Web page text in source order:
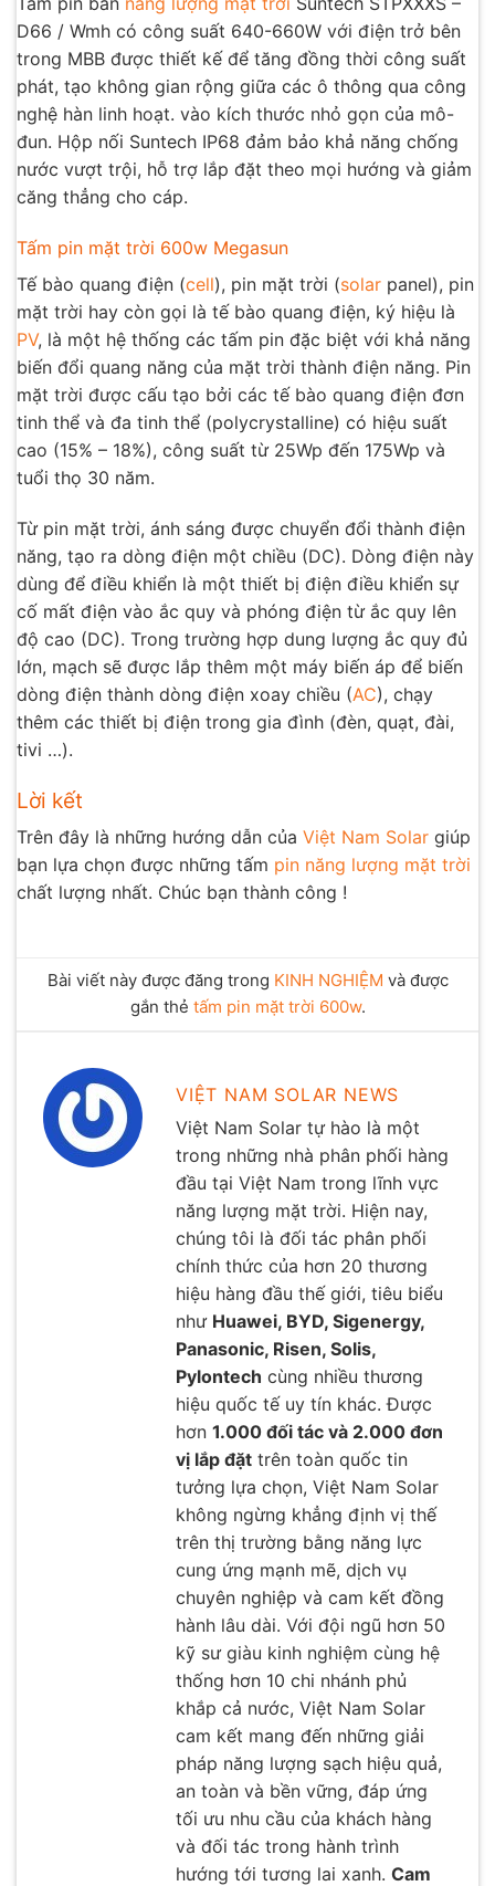
D66 / Wmh có công suất 640-660W với điện trở bên
trong MBB được thiết kế để tăng đồng thời công suất
phát, tạo không gian rộng giữa các ô thông qua công
nghệ hàn linh hoạt. vào kích thước nhỏ gọn của mô-
đun. Hộp nối Suntech IP68 đảm bảo khả năng chống
nước vượt trội, hỗ trợ lắp đặt theo mọi hướng và giảm
căng thẳng cho cáp.
Tấm pin mặt trời 600w Megasun
Tế bào quang điện (cell), pin mặt trời (solar panel), pin
mặt trời hay còn gọi là tế bào quang điện, ký hiệu là
PV, là một hệ thống các tấm pin đặc biệt với khả năng
biến đổi quang năng của mặt trời thành điện năng. Pin
mặt trời được cấu tạo bởi các tế bào quang điện đơn
tinh thể và đa tinh thể (polycrystalline) có hiệu suất
cao (15% – 18%), công suất từ 25Wp đến 175Wp và
tuổi thọ 30 năm.
Từ pin mặt trời, ánh sáng được chuyển đổi thành điện
năng, tạo ra dòng điện một chiều (DC). Dòng điện này
dùng để điều khiển là một thiết bị điện điều khiển sự
cố mất điện vào ắc quy và phóng điện từ ắc quy lên
độ cao (DC). Trong trường hợp dung lượng ắc quy đủ
lớn, mạch sẽ được lắp thêm một máy biến áp để biến
dòng điện thành dòng điện xoay chiều (AC), chạy
thêm các thiết bị điện trong gia đình (đèn, quạt, đài,
tivi …).
Lời kết
Trên đây là những hướng dẫn của Việt Nam Solar giúp
bạn lựa chọn được những tấm pin năng lượng mặt trời
chất lượng nhất. Chúc bạn thành công !
Bài viết này được đăng trong KINH NGHIỆM và được
gắn thẻ tấm pin mặt trời 600w.
VIỆT NAM SOLAR NEWS
Việt Nam Solar tự hào là một
trong những nhà phân phối hàng
đầu tại Việt Nam trong lĩnh vực
năng lượng mặt trời. Hiện nay,
chúng tôi là đối tác phân phối
chính thức của hơn 20 thương
hiệu hàng đầu thế giới, tiêu biểu
như Huawei, BYD, Sigenergy,
Panasonic, Risen, Solis,
Pylontech cùng nhiều thương
hiệu quốc tế uy tín khác. Được
hơn 1.000 đối tác và 2.000 đơn
vị lắp đặt trên toàn quốc tin
tưởng lựa chọn, Việt Nam Solar
không ngừng khẳng định vị thế
trên thị trường bằng năng lực
cung ứng mạnh mẽ, dịch vụ
chuyên nghiệp và cam kết đồng
hành lâu dài. Với đội ngũ hơn 50
kỹ sư giàu kinh nghiệm cùng hệ
thống hơn 10 chi nhánh phủ
khắp cả nước, Việt Nam Solar
cam kết mang đến những giải
pháp năng lượng sạch hiệu quả,
an toàn và bền vững, đáp ứng
tối ưu nhu cầu của khách hàng
và đối tác trong hành trình
hướng tới tương lai xanh. Cam